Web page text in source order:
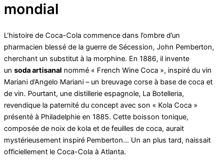
mondial
L’histoire de Coca-Cola commence dans l’ombre d’un
pharmacien blessé de la guerre de Sécession, John Pemberton,
cherchant un substitut à la morphine. En 1886, il invente
un soda artisanal nommé « French Wine Coca », inspiré du vin
Mariani d’Angelo Mariani – un breuvage corse à base de coca et
de vin. Pourtant, une distillerie espagnole, La Botelleria,
revendique la paternité du concept avec son « Kola Coca »
présenté à Philadelphie en 1885. Cette boisson tonique,
composée de noix de kola et de feuilles de coca, aurait
mystérieusement inspiré Pemberton… Un an plus tard, naissait
officiellement le Coca-Cola à Atlanta.